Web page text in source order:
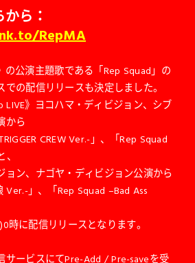
ら：
RepMA
の公演主題歌である「Rep Squad」の
の配信リリースも決定しました。
LIVE》ヨコハマ・ディビジョン、シブ
から
CREW Ver.-」、「Rep Squad
ョン、ナゴヤ・ディビジョン公演から
Ver.-」、「Rep Squad –Bad Ass
時に配信リリースとなります。
サービスにてPre-Add / Pre-saveを受